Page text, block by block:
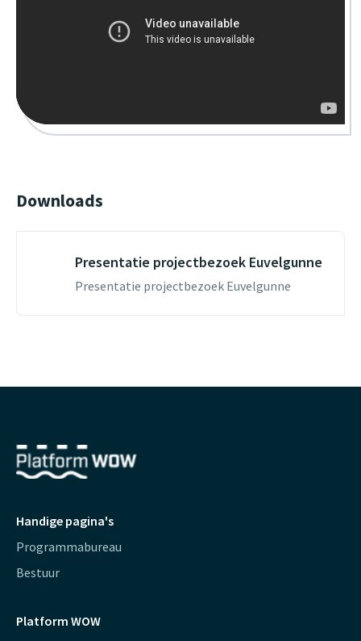
Downloads
Presentatie projectbezoek Euvelgunne
Presentatie projectbezoek Euvelgunne
Handige pagina's
Programmabureau
Bestuur
Platform WOW